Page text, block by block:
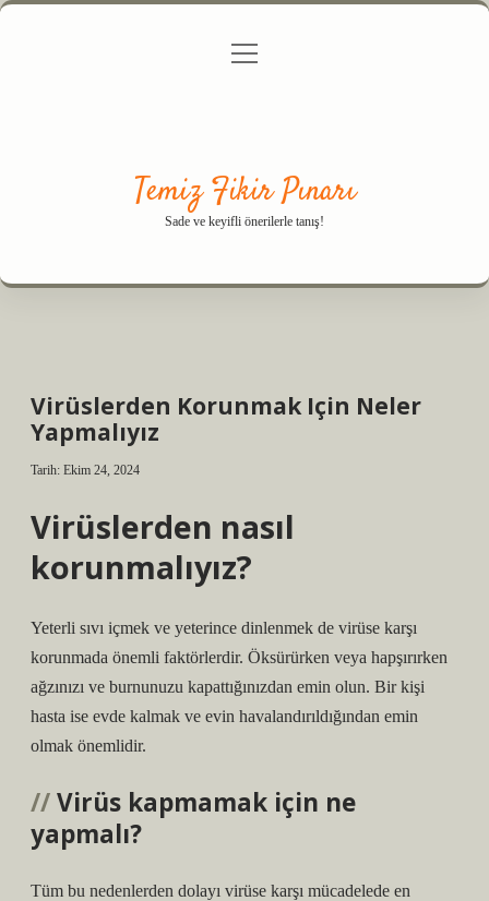
Gizlilik Politikası
menüyü
Temiz Fikir Pınarı
Sade ve keyifli önerilerle tanış!
Virüslerden Korunmak Için Neler
Yapmalıyız
Tarih: Ekim 24, 2024
Virüslerden nasıl
korunmalıyız?
Yeterli sıvı içmek ve yeterince dinlenmek de virüse karşı
korunmada önemli faktörlerdir. Öksürürken veya hapşırırken
ağzınızı ve burnunuzu kapattığınızdan emin olun. Bir kişi
hasta ise evde kalmak ve evin havalandırıldığından emin
olmak önemlidir.
Virüs kapmamak için ne
yapmalı?
Tüm bu nedenlerden dolayı virüse karşı mücadelede en